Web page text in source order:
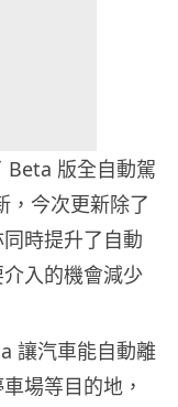
Beta 版全自動駕
，今次更新除了
時提升了自動
入的機會減少
讓汽車能自動離
場等目的地，